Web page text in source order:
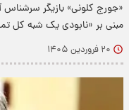
«جورج کلونی» بازیگر سرشناس
مبنی بر «نابودی یک شبه کل
۲۰ فروردین ۱۴۰۵